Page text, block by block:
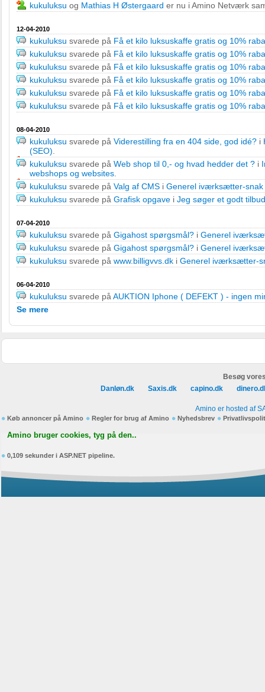
kukuluksu og Mathias H Østergaard er nu i Amino Netværk
12-04-2010
kukuluksu svarede på Få et kilo luksuskaffe gratis og 10%
kukuluksu svarede på Få et kilo luksuskaffe gratis og 10%
kukuluksu svarede på Få et kilo luksuskaffe gratis og 10%
kukuluksu svarede på Få et kilo luksuskaffe gratis og 10%
kukuluksu svarede på Få et kilo luksuskaffe gratis og 10%
kukuluksu svarede på Få et kilo luksuskaffe gratis og 10%
08-04-2010
kukuluksu svarede på Viderestilling fra en 404 side, god idé? i
(SEO)
kukuluksu svarede på Web shop til 0,- og hvad hedder det ? i
webshops og websites
kukuluksu svarede på Valg af CMS i Generel iværksætter-
kukuluksu svarede på Grafisk opgave i Jeg søger et godt
07-04-2010
kukuluksu svarede på Gigahost spørgsmål? i Generel
kukuluksu svarede på Gigahost spørgsmål? i Generel
kukuluksu svarede på www.billigvvs.dk i Generel iværksætter-
06-04-2010
kukuluksu svarede på AUKTION Iphone ( DEFEKT ) - ingen
Se mere
Besøg
Danløn.dk
Saxis.dk capino.dk
Amino er hosted af
Køb annoncer på Amino Regler for brug af Amino Nyhedsbrev
Amino bruger cookies, tyg på den..
0,109 sekunder i ASP.NET pipeline.